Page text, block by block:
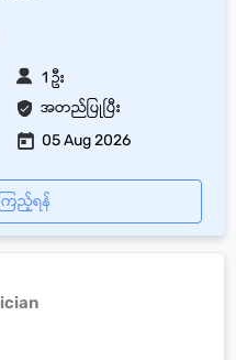
အတည်ပြုပြီး
1 ဦး
05 Aug 2026
ြည့်ရန်